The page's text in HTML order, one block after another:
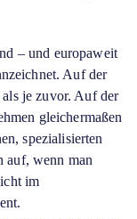
– und europaweit
Auf der
als je zuvor. Auf der
gleichermaßen
spezialisierten
auf, wenn man
im